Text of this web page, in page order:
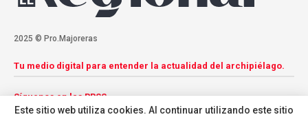
2025 © Pro.Majoreras
Tu medio digital para entender la actualidad del archipiélago.
Síguenos en las RRSS
Este sitio web utiliza cookies. Al continuar utilizando este sitio